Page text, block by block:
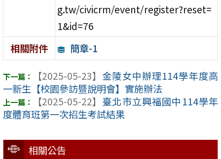
相關公告
g.tw/civicrm/event/register?reset=
1&id=76
相關附件
簡章-1
【2025-05-23】 金陵女中辦理114學年度高
一新生【校園參訪暨說明會】實施辦法
【2025-05-22】 臺北市立興福國中114學年
度體育班第一次招生考試結果